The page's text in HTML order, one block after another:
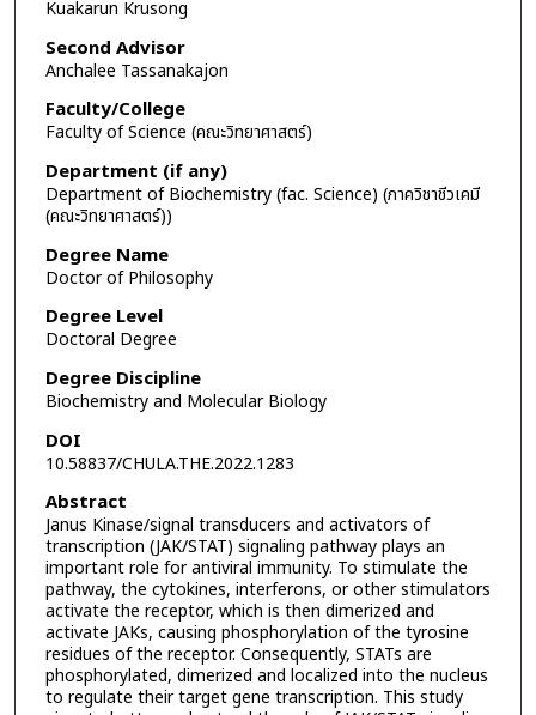
Kuakarun Krusong
Second Advisor
Anchalee Tassanakajon
Faculty/College
Faculty of Science (คณะวิทยาศาสตร์)
Department (if any)
Department of Biochemistry (fac. Science) (ภาควิชาชีวเคมี
(คณะวิทยาศาสตร์))
Degree Name
Doctor of Philosophy
Degree Level
Doctoral Degree
Degree Discipline
Biochemistry and Molecular Biology
DOI
10.58837/CHULA.THE.2022.1283
Abstract
Janus Kinase/signal transducers and activators of
transcription (JAK/STAT) signaling pathway plays an
important role for antiviral immunity. To stimulate the
pathway, the cytokines, interferons, or other stimulators
activate the receptor, which is then dimerized and
activate JAKs, causing phosphorylation of the tyrosine
residues of the receptor. Consequently, STATs are
phosphorylated, dimerized and localized into the nucleus
to regulate their target gene transcription. This study